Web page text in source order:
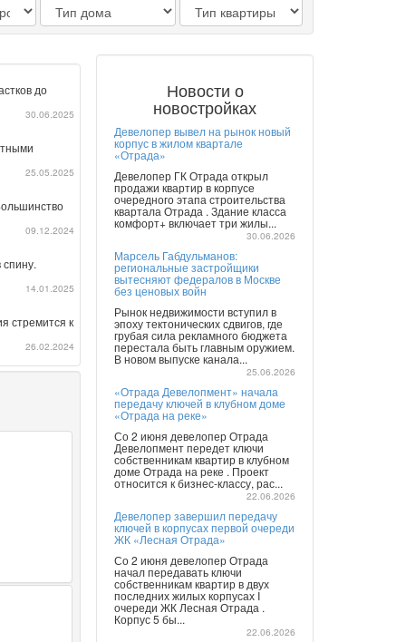
до
30.06.2025
25.05.2025
09.12.2024
14.01.2025
стремится к
26.02.2024
Новости о
новостройках
Девелопер вывел на рынок новый
корпус в жилом квартале
«Отрада»
Девелопер ГК Отрада открыл
продажи квартир в корпусе
очередного этапа строительства
квартала Отрада . Здание класса
комфорт+ включает три жилы...
30.06.2026
Марсель Габдульманов:
региональные застройщики
вытесняют федералов в Москве
без ценовых войн
Рынок недвижимости вступил в
эпоху тектонических сдвигов, где
грубая сила рекламного бюджета
перестала быть главным оружием.
В новом выпуске канала...
25.06.2026
«Отрада Девелопмент» начала
передачу ключей в клубном доме
«Отрада на реке»
Со 2 июня девелопер Отрада
Девелопмент передет ключи
собственникам квартир в клубном
доме Отрада на реке . Проект
относится к бизнес-классу, рас...
22.06.2026
Девелопер завершил передачу
ключей в корпусах первой очереди
ЖК «Лесная Отрада»
Со 2 июня девелопер Отрада
начал передавать ключи
собственникам квартир в двух
последних жилых корпусах I
очереди ЖК Лесная Отрада .
Корпус 5 бы...
22.06.2026